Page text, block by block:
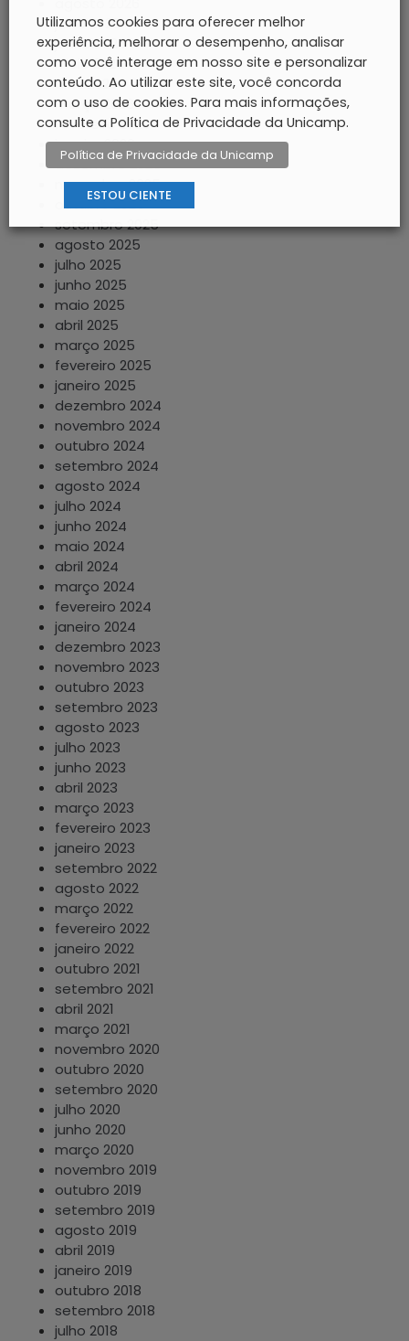
julho 2026
junho 2026
maio 2026
abril 2026
março 2026
fevereiro 2026
janeiro 2026
dezembro 2025
novembro 2025
outubro 2025
setembro 2025
agosto 2025
julho 2025
junho 2025
maio 2025
abril 2025
março 2025
fevereiro 2025
janeiro 2025
dezembro 2024
novembro 2024
outubro 2024
setembro 2024
agosto 2024
julho 2024
junho 2024
maio 2024
abril 2024
março 2024
fevereiro 2024
janeiro 2024
dezembro 2023
novembro 2023
outubro 2023
setembro 2023
agosto 2023
julho 2023
junho 2023
abril 2023
março 2023
fevereiro 2023
janeiro 2023
setembro 2022
agosto 2022
março 2022
fevereiro 2022
janeiro 2022
outubro 2021
setembro 2021
abril 2021
março 2021
novembro 2020
outubro 2020
setembro 2020
julho 2020
junho 2020
março 2020
novembro 2019
outubro 2019
setembro 2019
agosto 2019
abril 2019
janeiro 2019
outubro 2018
setembro 2018
julho 2018
Utilizamos cookies para oferecer melhor
experiência, melhorar o desempenho, analisar
como você interage em nosso site e personalizar
conteúdo. Ao utilizar este site, você concorda
com o uso de cookies. Para mais informações,
consulte a Política de Privacidade da Unicamp.
Política de Privacidade da Unicamp
ESTOU CIENTE